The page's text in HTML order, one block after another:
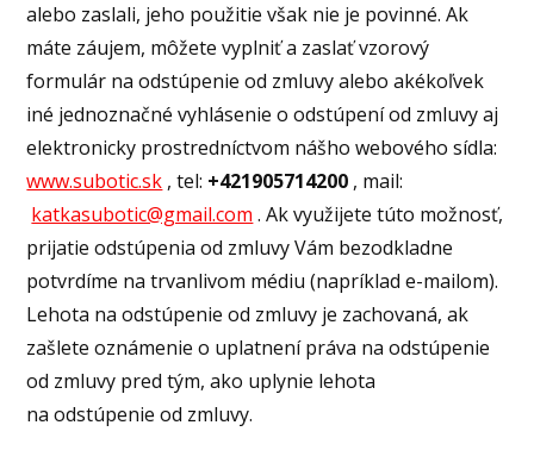
alebo zaslali, jeho použitie však nie je povinné. Ak
máte záujem, môžete vyplniť a zaslať vzorový
formulár na odstúpenie od zmluvy alebo akékoľvek
iné jednoznačné vyhlásenie o odstúpení od zmluvy aj
elektronicky prostredníctvom nášho webového sídla:
www.subotic.sk , tel: +421905714200 , mail:
katkasubotic@gmail.com . Ak využijete túto možnosť,
prijatie odstúpenia od zmluvy Vám bezodkladne
potvrdíme na trvanlivom médiu (napríklad e-mailom).
Lehota na odstúpenie od zmluvy je zachovaná, ak
zašlete oznámenie o uplatnení práva na odstúpenie
od zmluvy pred tým, ako uplynie lehota
na odstúpenie od zmluvy.